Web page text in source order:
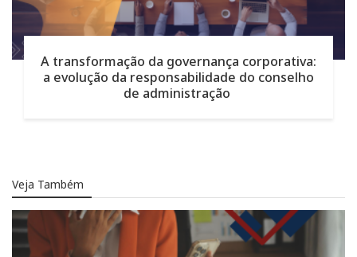
A transformação da governança corporativa:
a evolução da responsabilidade do conselho
de administração
Veja Também